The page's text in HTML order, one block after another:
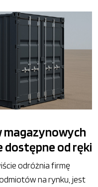
magazynowych
dostępne od ręki
odróżnia firmę
na rynku, jest